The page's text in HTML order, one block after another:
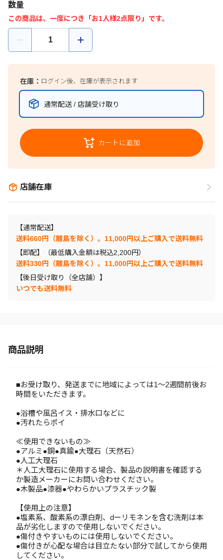
数量
この商品は、一度につき「お1人様2点限り」です。
在庫： ログイン後、在庫が表示されます
通常配送 / 店舗受け取り
カートに追加
店舗在庫
【通常配送】
送料660円（離島を除く）。11,000円以上ご購入で送料無料
【即配】（最低購入金額は税込2,200円）
送料330円（離島を除く）。11,000円以上ご購入で送料無料
【後日受け取り（全店舗）】
いつでも送料無料
商品説明
■お受け取り、発送までに地域によっては1～2週間前後お
時間をいただきます。
●浴槽や風呂イス・排水口などに
●汚れたらポイ
≪使用できないもの≫
●アルミ●銅●真鍮●大理石（天然石）
●人工大理石
＊人工大理石に使用する場合、製品の説明書を確認する
か製造メーカーにお問い合わせください。
●木製品●漆器●やわらかいプラスチック製
【使用上の注意】
●塩素系、酸素系の漂白剤、dーリモネンを含む洗剤は本
品が劣化しますので使用しないでください。
●傷付きやすいものには使用しないでください。
●傷付きが心配な場合は目立たない部分で試してから使用
してください。